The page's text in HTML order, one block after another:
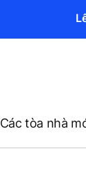
Các tòa nhà